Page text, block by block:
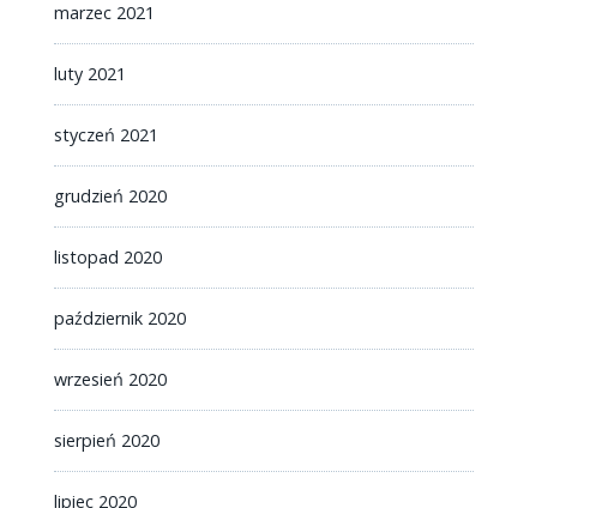
marzec 2021
luty 2021
styczeń 2021
grudzień 2020
listopad 2020
październik 2020
wrzesień 2020
sierpień 2020
lipiec 2020